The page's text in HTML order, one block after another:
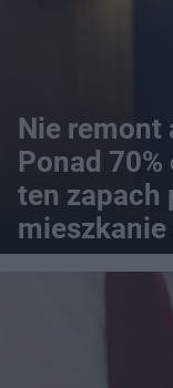
Nie remont
Ponad
ten zapach